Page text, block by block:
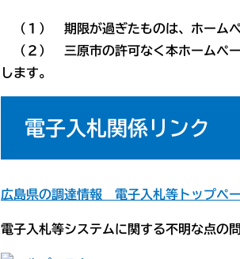
（１） 期限が過ぎたものは、ホームペ
（２） 三原市の許可なく本ホームペー
します。
電子入札関係リンク
広島県の調達情報 電子入札等トップペ
電子入札等システムに関する不明な点の